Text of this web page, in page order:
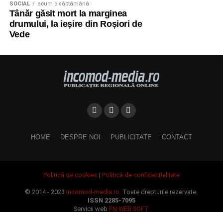
SOCIAL acum o săptămână
Tânăr găsit mort la marginea
drumului, la ieșire din Roșiori de
Vede
HOME DESPRE NOI PUBLICITATE CONTACT
Politică de cookies | Politică de confidențialitate
© 2014 - 2023incomod-media.ro. Toate drepturile rezervate.
ISSN 2285-7095
Servicii webFN WEB SOFT